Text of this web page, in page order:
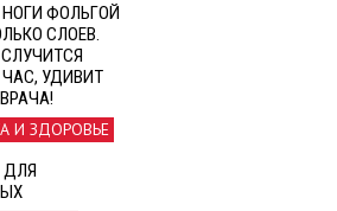
ФОЛЬГОЙ
СЛОЕВ.
ЧАС, УДИВИТ
И ЗДОРОВЬЕ
ДЛЯ